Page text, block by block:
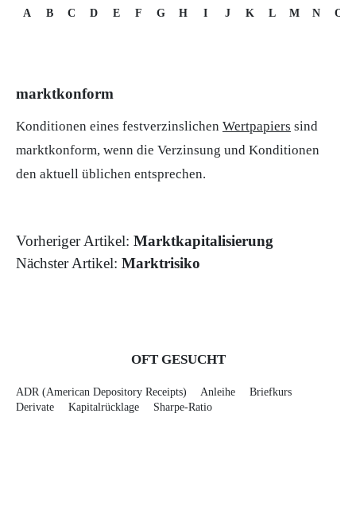
A B C D E F G H I J K L M N O
marktkonform
Konditionen eines festverzinslichen Wertpapiers sind
marktkonform, wenn die Verzinsung und Konditionen
den aktuell üblichen entsprechen.
Vorheriger Artikel: Marktkapitalisierung
Nächster Artikel: Marktrisiko
OFT GESUCHT
ADR (American Depository Receipts) Anleihe
Briefkurs
Derivate
Kapitalrücklage Sharpe-Ratio